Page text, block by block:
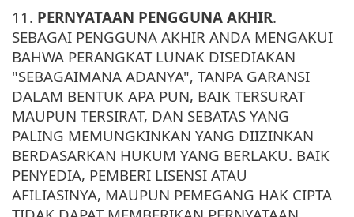
11. PERNYATAAN PENGGUNA AKHIR.
SEBAGAI PENGGUNA AKHIR ANDA MENGAKUI
BAHWA PERANGKAT LUNAK DISEDIAKAN
"SEBAGAIMANA ADANYA", TANPA GARANSI
DALAM BENTUK APA PUN, BAIK TERSURAT
MAUPUN TERSIRAT, DAN SEBATAS YANG
PALING MEMUNGKINKAN YANG DIIZINKAN
BERDASARKAN HUKUM YANG BERLAKU. BAIK
PENYEDIA, PEMBERI LISENSI ATAU
AFILIASINYA, MAUPUN PEMEGANG HAK CIPTA